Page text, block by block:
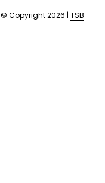
© Copyright 2026 | TSB